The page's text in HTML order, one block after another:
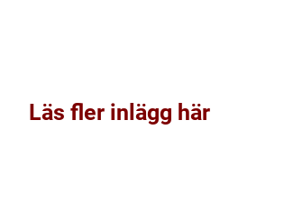
Läs fler inlägg här